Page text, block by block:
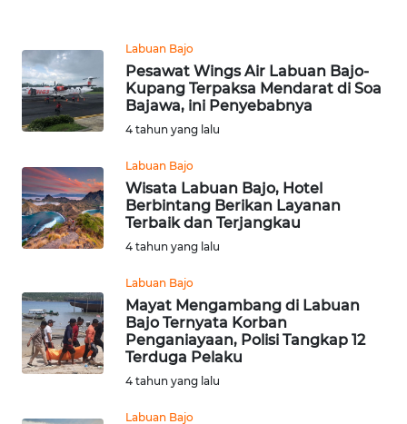
Labuan Bajo
Pesawat Wings Air Labuan Bajo-
Kupang Terpaksa Mendarat di Soa
Bajawa, ini Penyebabnya
4 tahun yang lalu
Labuan Bajo
Wisata Labuan Bajo, Hotel
Berbintang Berikan Layanan
Terbaik dan Terjangkau
4 tahun yang lalu
Labuan Bajo
Mayat Mengambang di Labuan
Bajo Ternyata Korban
Penganiayaan, Polisi Tangkap 12
Terduga Pelaku
4 tahun yang lalu
Labuan Bajo
WN
CIREBON
WN
WN
KUNINGAN
WN
SUBANG